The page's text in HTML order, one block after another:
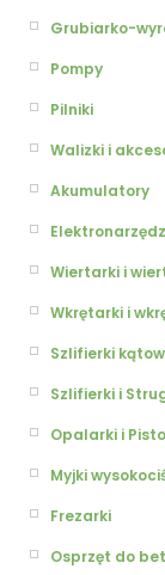
Grubiarko-
Pompy
Pilniki
Walizki i
Akumulatory
Wiertarki i
Wkrętarki i
Szlifierki
Szlifierki i
Opalarki i
Myjki
Frezarki
Osprzęt do